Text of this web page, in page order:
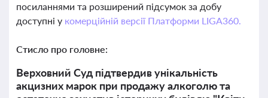
посиланнями та розширений підсумок за добу
доступні у комерційній версії Платформи LIGA360.
Стисло про головне:
Верховний Суд підтвердив унікальність
акцизних марок при продажу алкоголю та